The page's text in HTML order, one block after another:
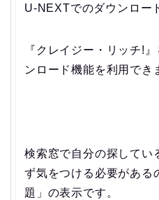
U-NEXTでのダウンロー
『クレイジー・リッチ!
ンロード機能を利用でき
検索窓で自分の探してい
ず気をつける必要がある
題」の表示です。